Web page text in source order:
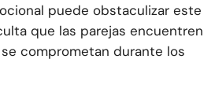
puede obstaculizar este
que las parejas encuentren
comprometan durante los